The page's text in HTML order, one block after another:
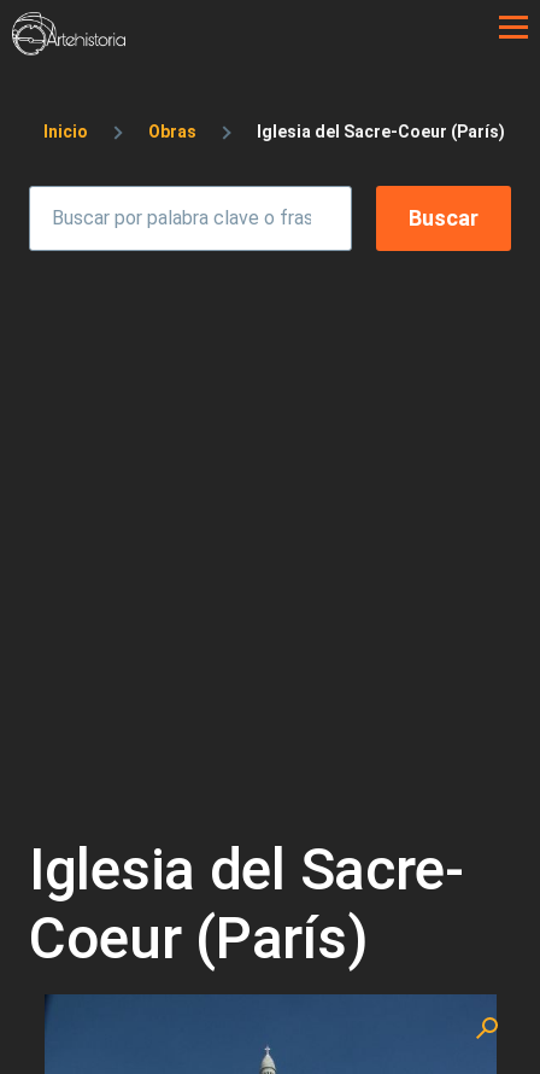
Pasar al contenido principal
Sobrescribir enlaces de ayuda a la
Inicio Obras Iglesia del Sacre-Coeur (París)
Iglesia del Sacre-
Coeur (París)